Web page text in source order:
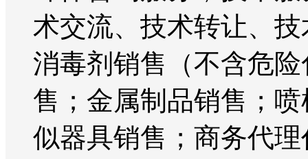
术交流、技术转让、
消毒剂销售（不含危
售；金属制品销售；
似器具销售；商务代